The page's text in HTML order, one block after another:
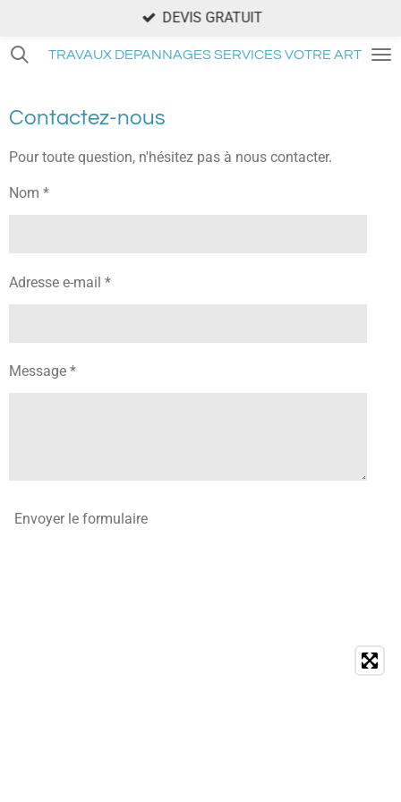
contenuTRAVAUX DEPANNAGES SERVICES VOTRE ARTISAN
DEVIS GRATUIT
Contactez-nous
Pour toute question, n'hésitez pas à nous contacter.
Nom *
Adresse e-mail *
Message *
Envoyer le formulaire